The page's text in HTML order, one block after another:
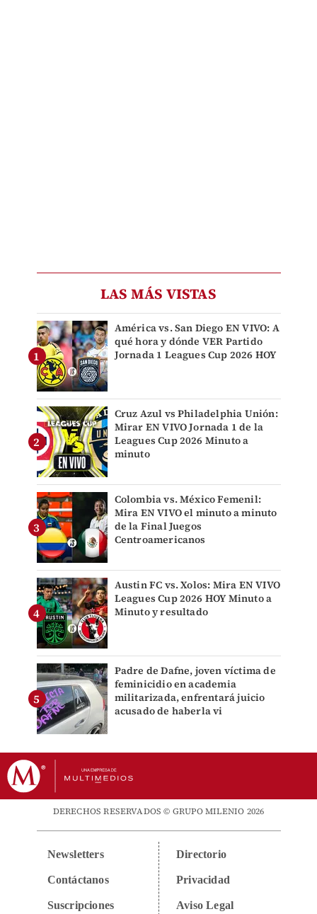
LAS MÁS VISTAS
América vs. San Diego EN VIVO: A
qué hora y dónde VER Partido
Jornada 1 Leagues Cup 2026 HOY
Cruz Azul vs Philadelphia Unión:
Mirar EN VIVO Jornada 1 de la
Leagues Cup 2026 Minuto a
minuto
Colombia vs. México Femenil:
Mira EN VIVO el minuto a minuto
de la Final Juegos
Centroamericanos
Austin FC vs. Xolos: Mira EN VIVO
Leagues Cup 2026 HOY Minuto a
Minuto y resultado
Padre de Dafne, joven víctima de
feminicidio en academia
militarizada, enfrentará juicio
acusado de haberla vi
DERECHOS RESERVADOS © GRUPO MILENIO 2026
Newsletters
Contáctanos
Suscripciones
Directorio
Privacidad
Aviso Legal